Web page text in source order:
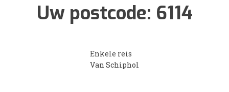
Uw postcode: 6114
Enkele reis
Van Schiphol